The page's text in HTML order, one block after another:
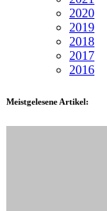
2020
2019
2018
2017
2016
Meistgelesene Artikel: